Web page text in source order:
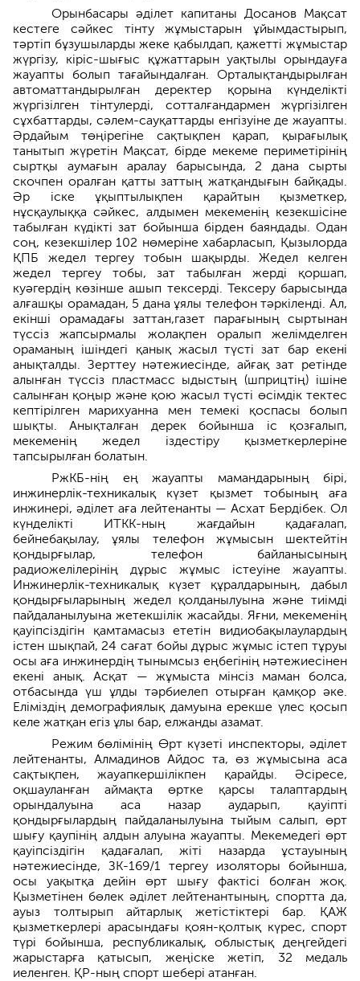
Орынбасары әділет капитаны Досанов Мақсат
кестеге сәйкес тінту жұмыстарын ұйымдастырып,
тәртіп бұзушыларды жеке қабылдап, қажетті жұмыстар
жүргізу, кіріс-шығыс құжаттарын уақтылы орындауға
жауапты болып тағайындалған. Орталықтандырылған
автоматтандырылған деректер қорына күнделікті
жүргізілген тінтулерді, сотталғандармен жүргізілген
сұхбаттарды, сәлем-сауқаттарды енгізуіне де жауапты.
Әрдайым төңірегіне сақтықпен қарап, қырағылық
танытып жүретін Мақсат, бірде мекеме периметірінің
сыртқы аумағын аралау барысында, 2 дана сырты
скочпен оралған қатты заттың жатқандығын байқады.
Әр іске ұқыптылықпен қарайтын қызметкер,
нұсқаулыққа сәйкес, алдымен мекеменің кезекшісіне
табылған күдікті зат бойынша бірден баяндады. Одан
соң, кезекшілер 102 нөмеріне хабарласып, Қызылорда
ҚПБ жедел тергеу тобын шақырды. Жедел келген
жедел тергеу тобы, зат табылған жерді қоршап,
куәгердің көзінше ашып тексерді. Тексеру барысында
алғашқы орамадан, 5 дана ұялы телефон тәркіленді. Ал,
екінші орамадағы заттан,газет парағының сыртынан
түссіз жапсырмалы жолақпен оралып желімделген
ораманың ішіндегі қанық жасыл түсті зат бар екені
анықталды. Зерттеу нәтежиесінде, айғақ зат ретінде
алынған түссіз пластмасс ыдыстың (шприцтің) ішіне
салынған қоңыр және қою жасыл түсті өсімдік тектес
кептірілген марихуанна мен темекі қоспасы болып
шықты. Анықталған дерек бойынша іс қозғалып,
мекеменің жедел іздестіру қызметкерлеріне
тапсырылған болатын.
РжКБ-нің ең жауапты мамандарының бірі,
инжинерлік-техникалық күзет қызмет тобының аға
инжинері, әділет аға лейтенанты — Асхат Бердібек. Ол
күнделікті ИТКК-ның жағдайын қадағалап,
бейнебақылау, ұялы телефон жұмысын шектейтін
қондырғылар, телефон байланысының
радиожелілерінің дұрыс жұмыс істеуіне жауапты.
Инжинерлік-техникалық күзет құралдарының, дабыл
қондырғыларының жедел қолданылуына және тиімді
пайдаланылуына жетекшілік жасайды. Яғни, мекеменің
қауіпсіздігін қамтамасыз ететін видиобақылаулардың
істен шықпай, 24 сағат бойы дұрыс жұмыс істеп тұруы
осы аға инжинердің тынымсыз еңбегінің нәтежиесінен
екені анық. Асқат — жұмыста мінсіз маман болса,
отбасында үш ұлды тәрбиелеп отырған қамқор әке.
Еліміздің демографиялық дамуына ерекше үлес қосып
келе жатқан егіз ұлы бар, елжанды азамат.
Режим бөлімінің Өрт күзеті инспекторы, әділет
лейтенанты, Алмадинов Айдос та, өз жұмысына аса
сақтықпен, жауапкершілікпен қарайды. Әсіресе,
оқшауланған аймақта өртке қарсы талаптардың
орындалуына аса назар аударып, қауіпті
қондырғылардың пайдаланылуына тыйым салып, өрт
шығу қаупінің алдын алуына жауапты. Мекемедегі өрт
қауіпсіздігін қадағалап, жіті назарда ұстауының
нәтежиесінде, ЗК-169/1 тергеу изоляторы бойынша,
осы уақытқа дейін өрт шығу фактісі болған жоқ.
Қызметінен бөлек әділет лейтенантының, спортта да,
ауыз толтырып айтарлық жетістіктері бар. ҚАЖ
қызметкерлері арасындағы қоян-қолтық күрес, спорт
түрі бойынша, республикалық, облыстық деңгейдегі
жарыстарға қатысып, жеңіске жетіп, 32 медаль
иеленген. ҚР-ның спорт шебері атанған.